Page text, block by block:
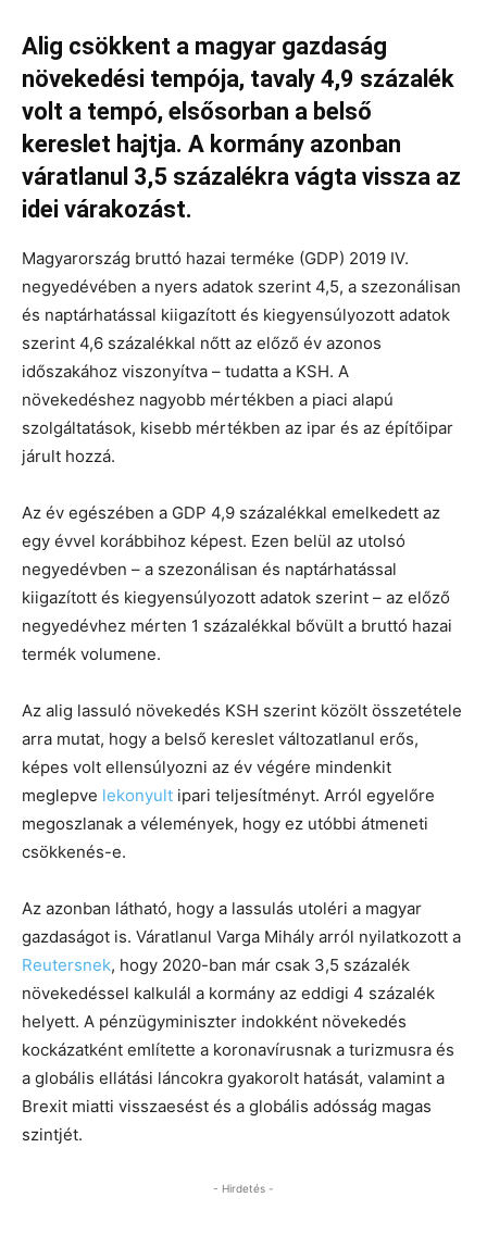
Alig csökkent a magyar gazdaság
növekedési tempója, tavaly 4,9 százalék
volt a tempó, elsősorban a belső
kereslet hajtja. A kormány azonban
váratlanul 3,5 százalékra vágta vissza az
idei várakozást.
Magyarország bruttó hazai terméke (GDP) 2019 IV.
negyedévében a nyers adatok szerint 4,5, a szezonálisan
és naptárhatással kiigazított és kiegyensúlyozott adatok
szerint 4,6 százalékkal nőtt az előző év azonos
időszakához viszonyítva – tudatta a KSH. A
növekedéshez nagyobb mértékben a piaci alapú
szolgáltatások, kisebb mértékben az ipar és az építőipar
járult hozzá.
Az év egészében a GDP 4,9 százalékkal emelkedett az
egy évvel korábbihoz képest. Ezen belül az utolsó
negyedévben – a szezonálisan és naptárhatással
kiigazított és kiegyensúlyozott adatok szerint – az előző
negyedévhez mérten 1 százalékkal bővült a bruttó hazai
termék volumene.
Az alig lassuló növekedés KSH szerint közölt összetétele
arra mutat, hogy a belső kereslet változatlanul erős,
képes volt ellensúlyozni az év végére mindenkit
meglepve lekonyult ipari teljesítményt. Arról egyelőre
megoszlanak a vélemények, hogy ez utóbbi átmeneti
csökkenés-e.
Az azonban látható, hogy a lassulás utoléri a magyar
gazdaságot is. Váratlanul Varga Mihály arról nyilatkozott a
Reutersnek, hogy 2020-ban már csak 3,5 százalék
növekedéssel kalkulál a kormány az eddigi 4 százalék
helyett. A pénzügyminiszter indokként növekedés
kockázatként említette a koronavírusnak a turizmusra és
a globális ellátási láncokra gyakorolt ​​hatását, valamint a
Brexit miatti visszaesést és a globális adósság magas
szintjét.
- Hirdetés -